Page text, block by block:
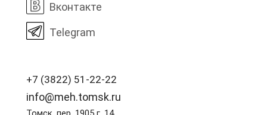
Вконтакте
Telegram
+7 (3822) 51-22-22
info@meh.tomsk.ru